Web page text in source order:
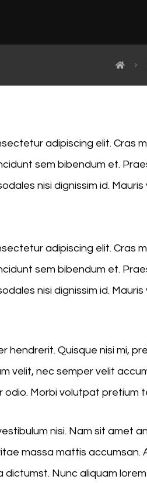
adipiscing elit. Cras
sem bibendum et.
nisi dignissim id.
adipiscing elit. Cras
sem bibendum et.
nisi dignissim id.
hendrerit. Quisque nisi mi,
velit, nec semper velit
Morbi volutpat pretium
nisi. Nam sit amet
massa mattis accumsan.
Nunc aliquam